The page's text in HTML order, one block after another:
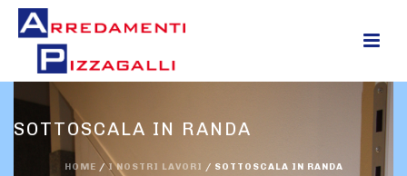
SOTTOSCALA IN RANDA
HOME /I NOSTRI LAVORI / SOTTOSCALA IN RANDA